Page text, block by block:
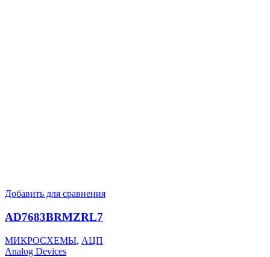
Добавить для сравнения
AD7683BRMZRL7
МИКРОСХЕМЫ, АЦП
Analog Devices